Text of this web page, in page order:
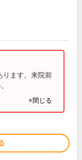
ります。来院前
×閉じる